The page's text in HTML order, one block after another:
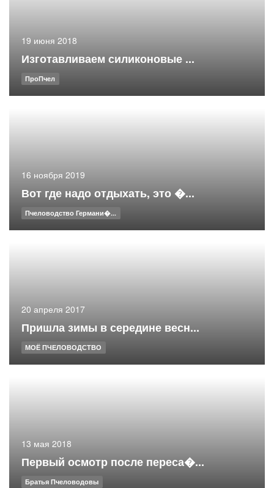
19 июня 2018
Изготавливаем силиконовые ...
ПроПчел
16 ноября 2019
Вот где надо отдыхать, это �...
Пчеловодство Германи�...
20 апреля 2017
Пришла зимы в середине весн...
МОЁ ПЧЕЛОВОДСТВО
13 мая 2018
Первый осмотр после переса�...
Братья Пчеловодовы